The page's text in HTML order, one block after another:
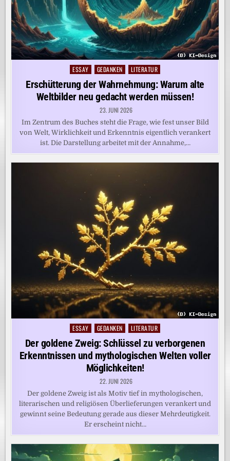
Posted
ESSAY GEDANKEN LITERATUR
Erschütterung der Wahrnehmung: Warum alte
Weltbilder neu gedacht werden müssen!
23. JUNI 2026
Im Zentrum des Buches steht die Frage, wie fest unser Bild
von Welt, Wirklichkeit und Erkenntnis eigentlich verankert
ist. Die Darstellung arbeitet mit der Annahme,…
Posted
in
ESSAY GEDANKEN LITERATUR
Der goldene Zweig: Schlüssel zu verborgenen
Erkenntnissen und mythologischen Welten voller
Möglichkeiten!
22. JUNI 2026
Der goldene Zweig ist als Motiv tief in mythologischen,
literarischen und religiösen Überlieferungen verankert und
gewinnt seine Bedeutung gerade aus dieser Mehrdeutigkeit.
Er erscheint nicht…